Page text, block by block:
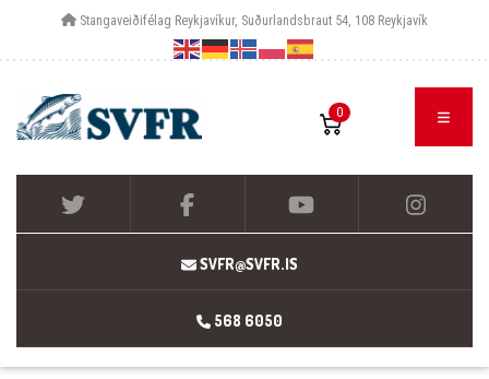
Stangaveiðifélag Reykjavíkur, Suðurlandsbraut 54, 108 Reykjavík
0
SVFR@SVFR.IS
568 6050